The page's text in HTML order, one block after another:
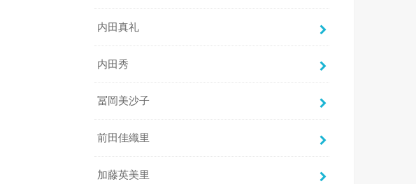
内田真礼
内田秀
冨岡美沙子
前田佳織里
加藤英美里